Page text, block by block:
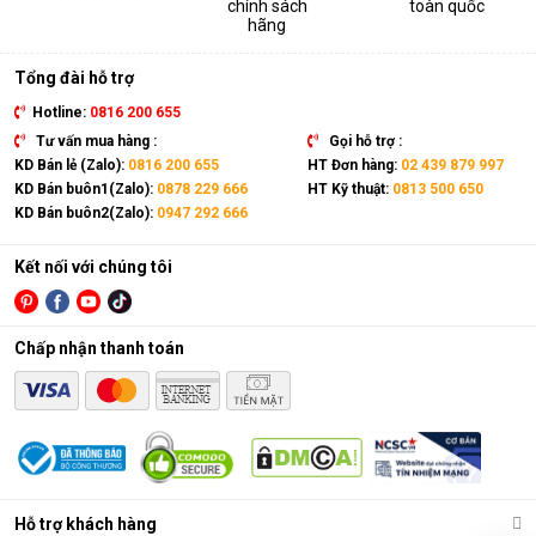
thiết bị. Sản phẩm có kích thước gọn nhẹ, kết hợp cùng bánh
xe và tay cầm nên có thể dễ dàng di chuyển tới mọi vị trí trong
Điều hòa di động là gì?
Các chức năng chính của máy bao gồm: Làm lạnh, quạt gió,
chính sách
hãng
toàn quốc
Tổng đài hỗ trợ
Hotline: 0816 200 655
Tư vấn mua hàng :
KD Bán lẻ (Zalo): 0816 200 655
KD Bán buôn1(Zalo): 0878 229 666
KD Bán buôn2(Zalo): 0947 292 666
Gọi hỗ trợ :
HT Đơn hàng: 02 439 879 997
HT Kỹ thuật: 0813 500 650
Hỗ trợ khách hàng
Kết nối với chúng tôi
Chấp nhận thanh toán